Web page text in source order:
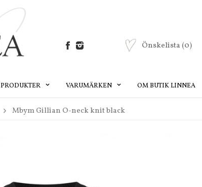
Önskelista (0)
PRODUKTER VARUMÄRKEN OM BUTIK LINNEA
Mbym Gillian O-neck knit black